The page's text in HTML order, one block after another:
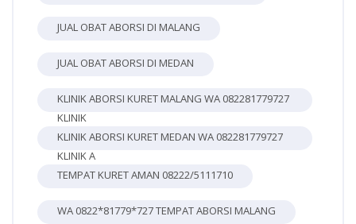
JUAL OBAT ABORSI DI MALANG
JUAL OBAT ABORSI DI MEDAN
KLINIK ABORSI KURET MALANG WA 082281779727
KLINIK
KLINIK ABORSI KURET MEDAN WA 082281779727
KLINIK A
TEMPAT KURET AMAN 08222/5111710
WA 0822*81779*727 TEMPAT ABORSI MALANG